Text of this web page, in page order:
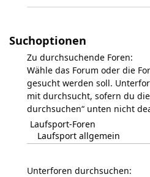
Suchoptionen
Zu durchsuchende Foren:
Wähle das Forum oder die
gesucht werden soll.
mit durchsucht, sofern du
durchsuchen“ unten nicht
Unterforen durchsuchen: